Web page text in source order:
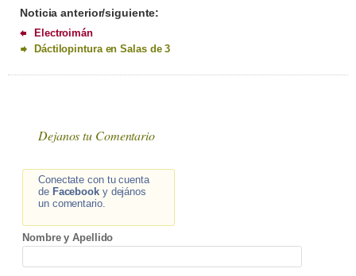
Noticia anterior/siguiente:
Electroimán
Dáctilopintura en Salas de 3
Dejanos tu Comentario
Conectate con tu cuenta
de Facebooky dejános
un comentario.
Nombre y Apellido